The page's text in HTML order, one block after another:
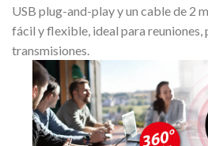
USB plug-and-play y un cable de 2
fácil y flexible, ideal para reuniones,
transmisiones.